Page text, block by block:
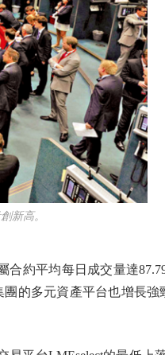
新高。
約平均每日成交量達
的多元資產平台也增長強